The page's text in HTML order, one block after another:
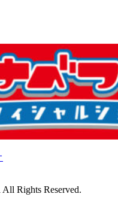
Rights Reserved.